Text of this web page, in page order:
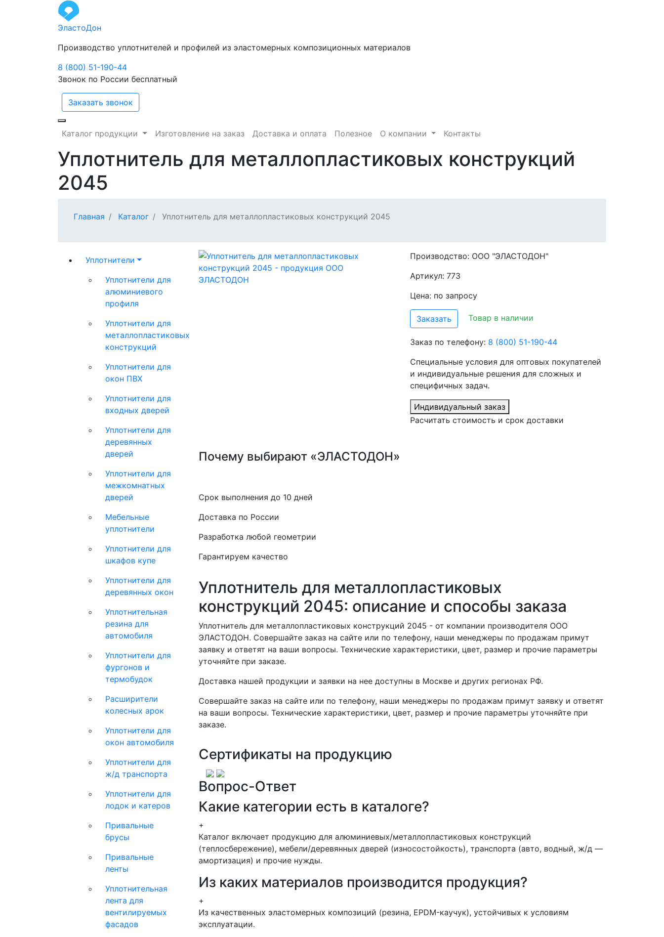
ЭластоДон
Производство уплотнителей и профилей из эластомерных композиционных материалов
8 (800) 51-190-44
Звонок по России бесплатный
Заказать звонок
Каталог продукции Изготовление на заказ Доставка и оплата Полезное О компании Контакты
Уплотнитель для металлопластиковых конструкций
2045
Главная Каталог Уплотнитель для металлопластиковых конструкций 2045
Производство: ООО "ЭЛАСТОДОН"
Артикул: 773
Цена: по запросу
Заказать Товар в наличии
Заказ по телефону: 8 (800) 51-190-44
Специальные условия для оптовых покупателей
и индивидуальные решения для сложных и
специфичных задач.
Индивидуальный заказ
Расчитать стоимость и срок доставки
Почему выбирают «ЭЛАСТОДОН»
Срок выполнения до 10 дней
Доставка по России
Разработка любой геометрии
Гарантируем качество
Уплотнитель для металлопластиковых
конструкций 2045: описание и способы заказа
Уплотнитель для металлопластиковых конструкций 2045 - от компании производителя ООО
ЭЛАСТОДОН. Совершайте заказ на сайте или по телефону, наши менеджеры по продажам примут
заявку и ответят на ваши вопросы. Технические характеристики, цвет, размер и прочие параметры
уточняйте при заказе.
Доставка нашей продукции и заявки на нее доступны в Москве и других регионах РФ.
Совершайте заказ на сайте или по телефону, наши менеджеры по продажам примут заявку и ответят
на ваши вопросы. Технические характеристики, цвет, размер и прочие параметры уточняйте при
заказе.
Сертификаты на продукцию
Вопрос-Ответ
Какие категории есть в каталоге?
+
Каталог включает продукцию для алюминиевых/металлопластиковых конструкций
(теплосбережение), мебели/деревянных дверей (износостойкость), транспорта (авто, водный, ж/д —
амортизация) и прочие нужды.
Из каких материалов производится продукция?
+
Из качественных эластомерных композиций (резина, EPDM-каучук), устойчивых к условиям
эксплуатации.
Уплотнители
Уплотнители для
алюминиевого
профиля
Уплотнители для
металлопластиковых
конструкций
Уплотнители для
окон ПВХ
Уплотнители для
входных дверей
Уплотнители для
деревянных
дверей
Уплотнители для
межкомнатных
дверей
Мебельные
уплотнители
Уплотнители для
шкафов купе
Уплотнители для
деревянных окон
Уплотнительная
резина для
автомобиля
Уплотнители для
фургонов и
термобудок
Расширители
колесных арок
Уплотнители для
окон автомобиля
Уплотнители для
ж/д транспорта
Уплотнители для
лодок и катеров
Привальные
брусы
Привальные
ленты
Уплотнительная
лента для
вентилируемых
фасадов